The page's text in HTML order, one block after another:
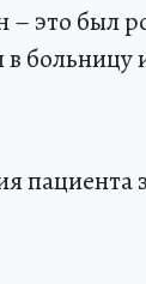
– это был
больницу
пациента